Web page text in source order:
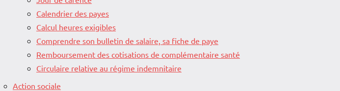
Calendrier des payes
Calcul heures exigibles
Comprendre son bulletin de salaire, sa fiche de paye
Remboursement des cotisations de complémentaire santé
Circulaire relative au régime indemnitaire
Action sociale